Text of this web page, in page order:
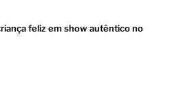
feliz em show autêntico no